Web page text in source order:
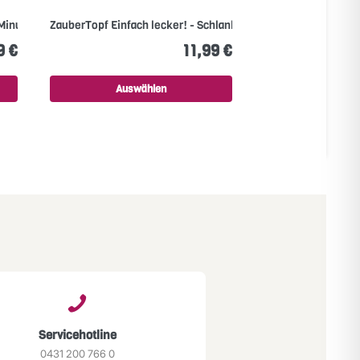
Rezepte
€
ZauberTopf Einfach lecker! - Schlank ohne Diät
11,99 €
Auswählen
Servicehotline
0431 200 766 0